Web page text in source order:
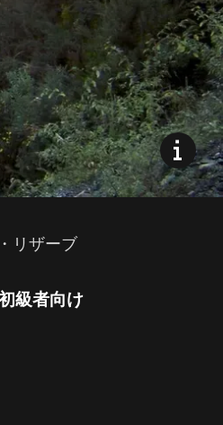
リザーブ
級者向け